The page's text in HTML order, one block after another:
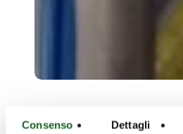
Consenso Dettagli
Aparcavisa